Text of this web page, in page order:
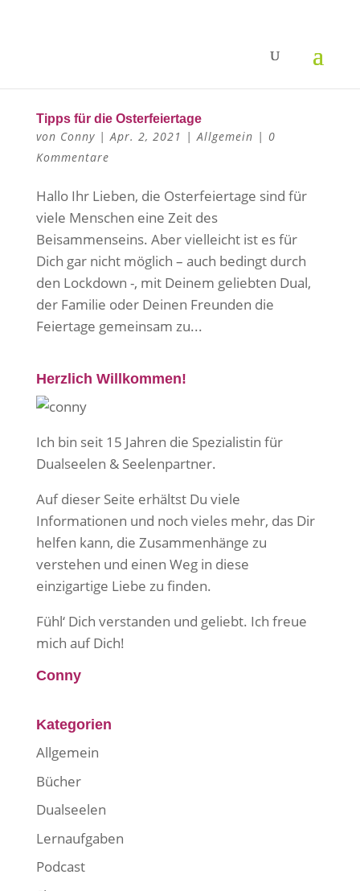
Tipps für die Osterfeiertage
von Conny|Apr. 2, 2021 |Allgemein | 0
Kommentare
Hallo Ihr Lieben, die Osterfeiertage sind für
viele Menschen eine Zeit des
Beisammenseins. Aber vielleicht ist es für
Dich gar nicht möglich – auch bedingt durch
den Lockdown -, mit Deinem geliebten Dual,
der Familie oder Deinen Freunden die
Feiertage gemeinsam zu...
Herzlich Willkommen!
Ich bin seit 15 Jahren die Spezialistin für
Dualseelen & Seelenpartner.
Auf dieser Seite erhältst Du viele
Informationen und noch vieles mehr, das Dir
helfen kann, die Zusammenhänge zu
verstehen und einen Weg in diese
einzigartige Liebe zu finden.
Fühl‘ Dich verstanden und geliebt. Ich freue
mich auf Dich!
Conny
Kategorien
Allgemein
Bücher
Dualseelen
Lernaufgaben
Podcast